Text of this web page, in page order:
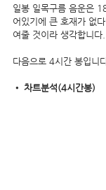
일봉 일목구름 음운은
어있기에 큰 호재가 없
여줄 것이라 생각합니다.
다음으로 4시간 봉입니
• 차트분석(4시간봉)